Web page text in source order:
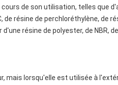
de son utilisation, telles que
de résine de perchloréthylène, de
résine de polyester, de NBR,
mais lorsqu'elle est utilisée à